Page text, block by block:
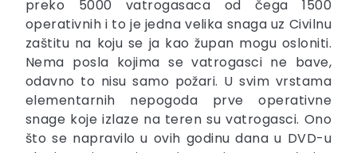
preko 5000 vatrogasaca od čega 1500
operativnih i to je jedna velika snaga uz Civilnu
zaštitu na koju se ja kao župan mogu osloniti.
Nema posla kojima se vatrogasci ne bave,
odavno to nisu samo požari. U svim vrstama
elementarnih nepogoda prve operativne
snage koje izlaze na teren su vatrogasci. Ono
što se napravilo u ovih godinu dana u DVD-u